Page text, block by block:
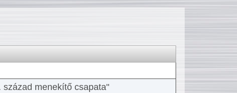
század menekítő csapata"